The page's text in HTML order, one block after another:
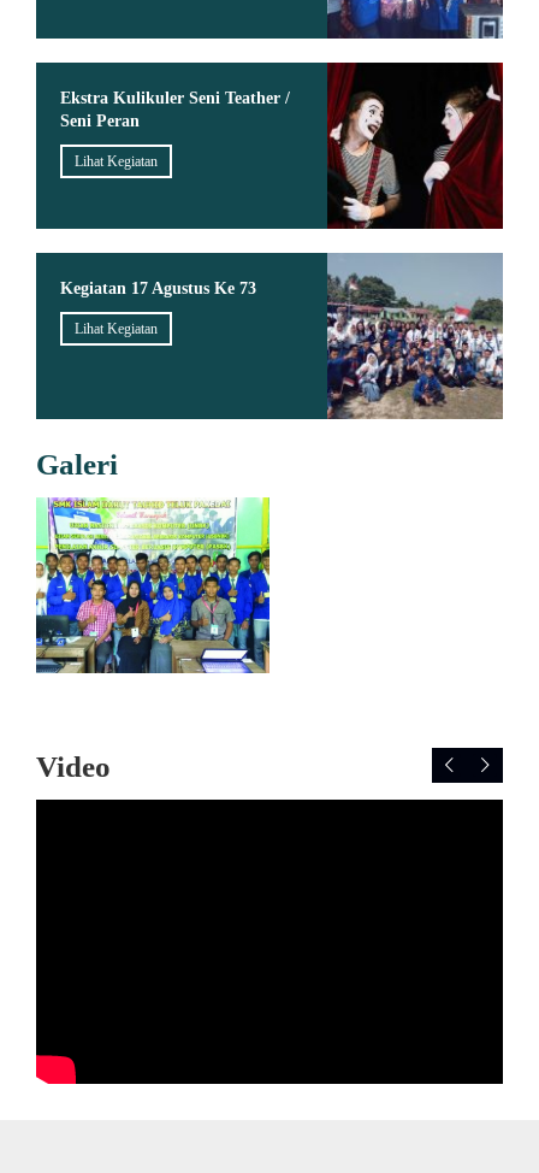
Ekstra Kulikuler Seni Teather /
Seni Peran
Lihat Kegiatan
Kegiatan 17 Agustus Ke 73
Lihat Kegiatan
Galeri
Video